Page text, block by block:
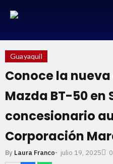
Guayaquil
Conoce la
Mazda BT-50 en
concesionario
Corporación
By Laura Franco- julio 19, 2025 0